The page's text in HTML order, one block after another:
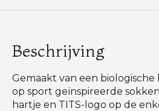
Beschrijving
Gemaakt van een biologische
op sport geïnspireerde
hartje en TITS-logo op de